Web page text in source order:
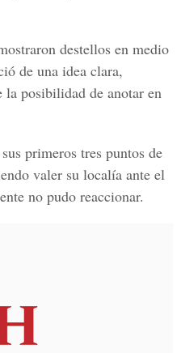
destellos en medio
de una idea clara,
posibilidad de anotar en
primeros tres puntos de
valer su localía ante el
no pudo reaccionar.